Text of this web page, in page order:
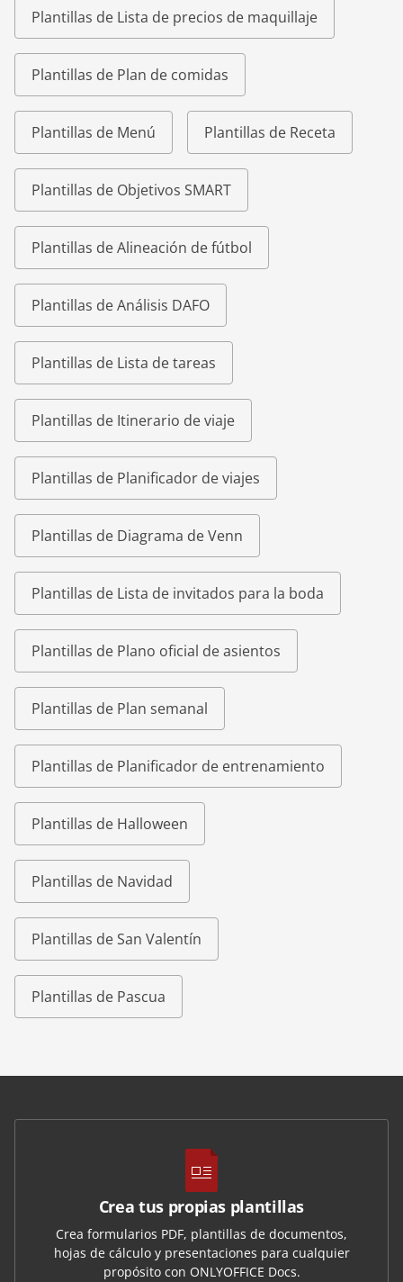
Plantillas de Lista de precios de maquillaje
Plantillas de Plan de comidas
Plantillas de Menú Plantillas de Receta
Plantillas de Objetivos SMART
Plantillas de Alineación de fútbol
Plantillas de Análisis DAFO
Plantillas de Lista de tareas
Plantillas de Itinerario de viaje
Plantillas de Planificador de viajes
Plantillas de Diagrama de Venn
Plantillas de Lista de invitados para la boda
Plantillas de Plano oficial de asientos
Plantillas de Plan semanal
Plantillas de Planificador de entrenamiento
Plantillas de Halloween
Plantillas de Navidad
Plantillas de San Valentín
Plantillas de Pascua
Crea tus propias plantillas
Crea formularios PDF, plantillas de documentos,
hojas de cálculo y presentaciones para cualquier
propósito con ONLYOFFICE Docs.